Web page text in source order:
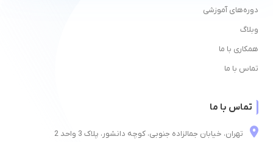
دوره‌های آموزشی
وبلاگ
همکاری با ما
تماس با ما
تماس با ما
تهران، خیابان جمالزاده جنوبی، کوچه دانشور، پلاک 3 واحد 2